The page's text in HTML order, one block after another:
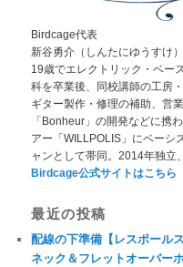
Birdcage代表
新谷勇介（しんたにゆうすけ）
19歳でエレクトリック・ベー
科を卒業後、同校講師の工房
ギター製作・修理の補助、営
「Bonheur」の開発などに携
アー「WILLPOLIS」にベーシ
ャンとして帯同。2014年独立
Birdcage公式サイトはこちら
最近の投稿
配線の下準備【レスポール
ネック＆フレットオーバーホ